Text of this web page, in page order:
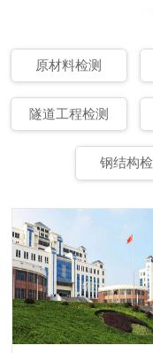
原材料检测
隧道工程检测
钢结构